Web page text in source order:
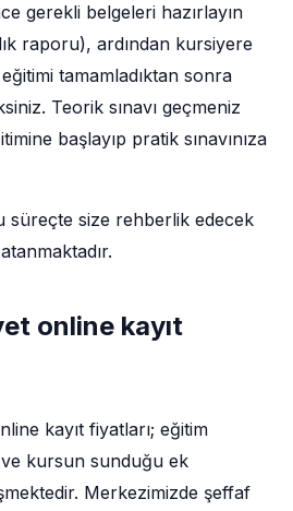
gerekli belgeleri hazırlayın
raporu), ardından kursiyere
tamamladıktan sonra
Teorik sınavı geçmeniz
başlayıp pratik sınavınıza
süreçte size rehberlik edecek
online kayıt
kayıt fiyatları; eğitim
ve kursun sunduğu ek
Merkezimizde şeffaf